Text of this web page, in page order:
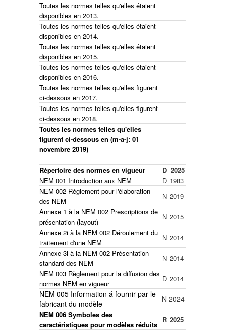
Toutes les normes telles qu'elles étaient
disponibles en 2013.
Toutes les normes telles qu'elles étaient
disponibles en 2014.
Toutes les normes telles qu'elles étaient
disponibles en 2015.
Toutes les normes telles qu'elles étaient
disponibles en 2016.
Toutes les normes telles qu'elles figurent
ci-dessous en 2017.
Toutes les normes telles qu'elles figurent
ci-dessous en 2018.
Toutes les normes telles qu'elles
figurent ci-dessous en (m-a-j: 01
novembre 2019)
Répertoire des normes en vigueur D 2025
NEM 001 Introduction aux NEM
D 1983
NEM 002 Règlement pour l'élaboration
des NEM
N 2019
Annexe 1 à la NEM 002 Prescriptions de
présentation (layout)
N 2015
Annexe 2i à la NEM 002 Déroulement du
traitement d'une NEM
N 2014
Annexe 3i à la NEM 002 Présentation
standard des NEM
N 2014
NEM 003 Règlement pour la diffusion des
normes NEM en vigueur
D 2014
NEM 005 Information á fournir par le
fabricant du modèle
N 2024
NEM 006 Symboles des
caractéristiques pour modèles réduits
R 2025